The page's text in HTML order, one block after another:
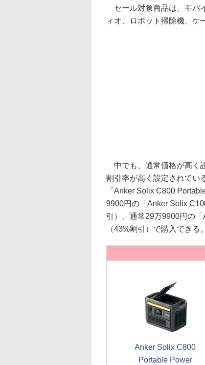
セール対象商品は、モバ
ィオ、ロボット掃除機、ケ
中でも、通常価格が高く
割引率が高く設定されてい
「Anker Solix C800
9900円の「Anker Solix
引）、通常29万9900円の
（43%割引）で購入できる。
Anker Solix C800
Portable Power